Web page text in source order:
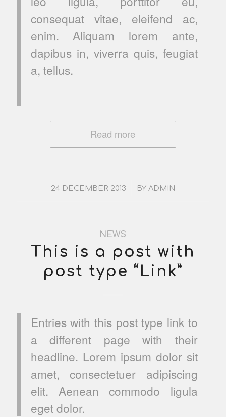
consequat vitae, eleifend ac,
enim. Aliquam lorem ante,
dapibus in, viverra quis, feugiat
a, tellus.
Read more
24 DECEMBER 2013
/ BY ADMIN
NEWS
This is a post with
post type “Link”
Entries with this post type link to
a different page with their
headline. Lorem ipsum dolor sit
amet, consectetuer adipiscing
elit. Aenean commodo ligula
eget dolor.